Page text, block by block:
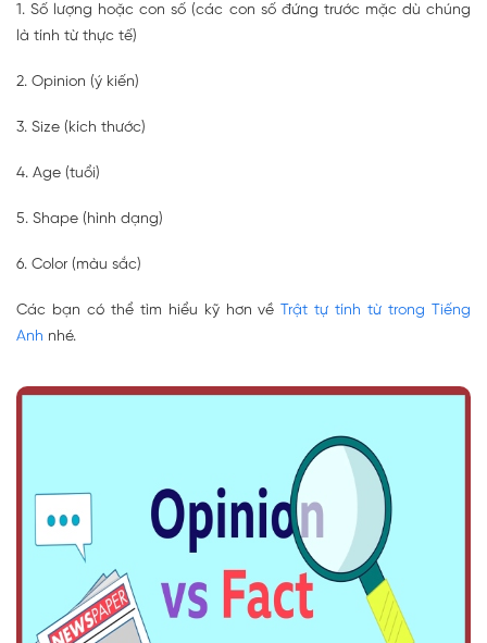
1. Số lượng hoặc con số (các con số đứng trước mặc dù chúng
là tính từ thực tế)
2. Opinion (ý kiến)
3. Size (kích thước)
4. Age (tuổi)
5. Shape (hình dạng)
6. Color (màu sắc)
Các bạn có thể tìm hiểu kỹ hơn về
Trật tự tính từ trong Tiếng
Anh nhé.